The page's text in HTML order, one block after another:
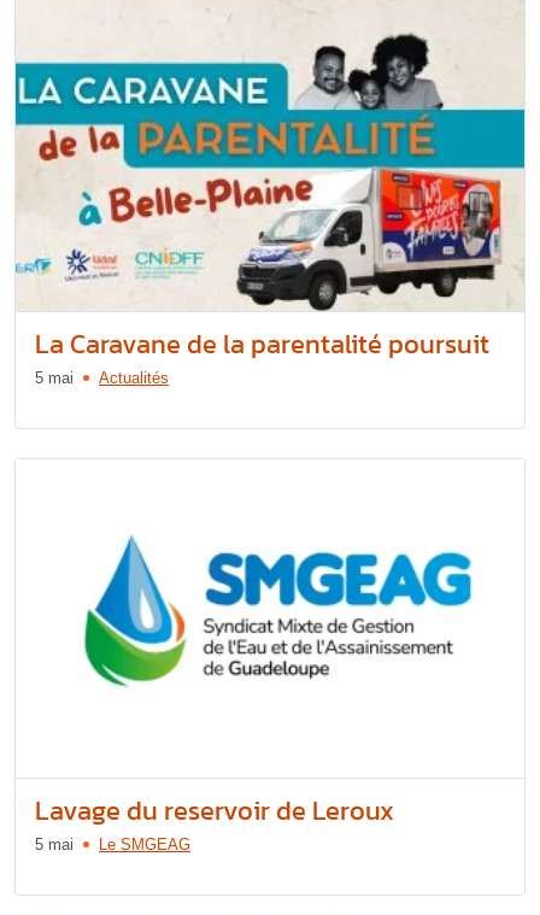
La Caravane de la parentalité poursuit
5 mai Actualités
Lavage du reservoir de Leroux
5 mai Le SMGEAG